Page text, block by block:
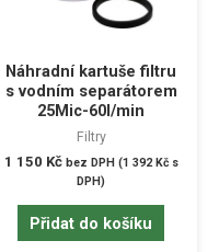
Náhradní kartuše filtru
s vodním separátorem
25Mic-60l/min
Filtry
1 150 Kč bez DPH (1 392 Kčs
DPH)
Přidat do košíku